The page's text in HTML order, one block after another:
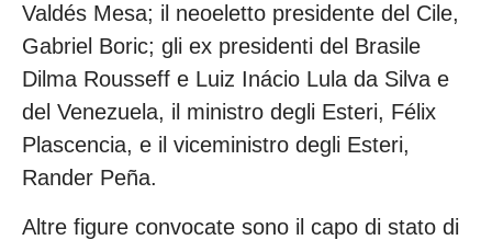
Valdés Mesa; il neoeletto presidente del Cile,
Gabriel Boric; gli ex presidenti del Brasile
Dilma Rousseff e Luiz Inácio Lula da Silva e
del Venezuela, il ministro degli Esteri, Félix
Plascencia, e il viceministro degli Esteri,
Rander Peña.
Altre figure convocate sono il capo di stato di